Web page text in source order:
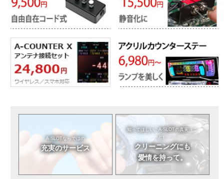
A-SLOTならではの
充実のサービス
知ってほしい。A-SLOTの真実（こ
と）
クリーニングにも
愛情を持って。